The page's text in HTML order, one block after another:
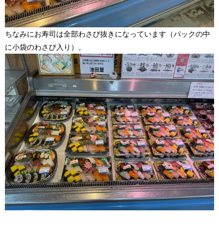
ちなみにお寿司は全部わさび抜きになっています（パックの中
に小袋のわさび入り）。